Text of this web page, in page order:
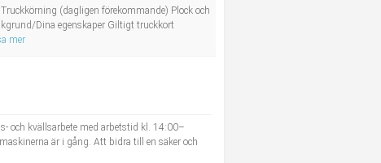
(dagligen förekommande) Plock och
Dina egenskaper Giltigt truckkort
mer
och kvällsarbete med arbetstid kl. 14:00–
är i gång. Att bidra till en säker och